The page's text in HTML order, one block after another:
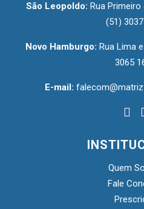
São Leopoldo: Rua
(51)
Novo Hamburgo: Rua Lima
3065
E-mail:
Quem
Fale